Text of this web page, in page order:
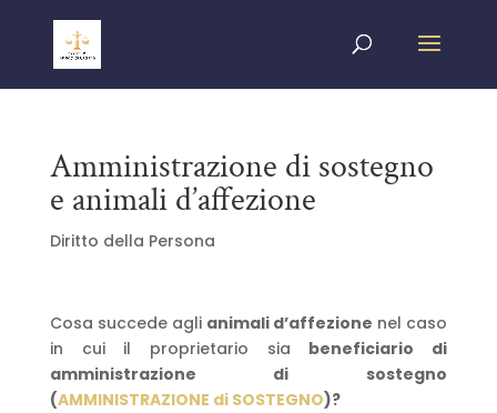
Amministrazione di sostegno
e animali d’affezione
Diritto della Persona
Cosa succede agli animali d’affezione nel caso
in cui il proprietario sia beneficiario di
amministrazione di sostegno
(AMMINISTRAZIONE di SOSTEGNO)?